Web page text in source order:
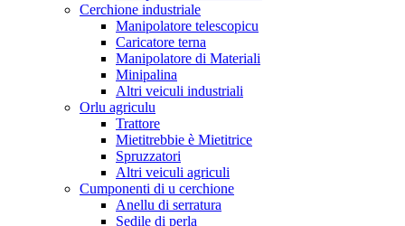
Cerchione industriale
Manipolatore telescopicu
Caricatore terna
Manipolatore di Materiali
Minipalina
Altri veiculi industriali
Orlu agriculu
Trattore
Mietitrebbie è Mietitrice
Spruzzatori
Altri veiculi agriculi
Cumponenti di u cerchione
Anellu di serratura
Sedile di perla